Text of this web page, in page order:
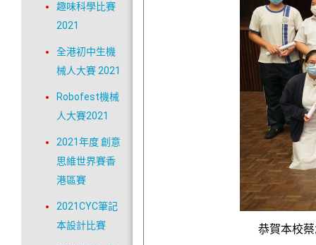
恭賀本校
趣味科學比賽
2021
全港初中生機
械人大賽 2021
Robofest機械
人大賽2021
2021年度 創意
思維世界賽香
港區賽
2021CYC筆記
本設計比賽